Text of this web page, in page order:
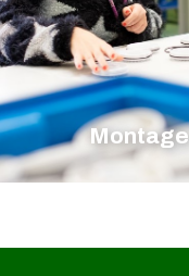
Montage